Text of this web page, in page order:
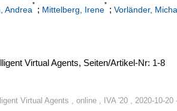
Andrea
*
; Mittelberg, Irene
*
; Vorländer,
Virtual Agents, Seiten/Artikel-Nr: 1-8
Virtual Agents , online , IVA '20 , 2020-10-20